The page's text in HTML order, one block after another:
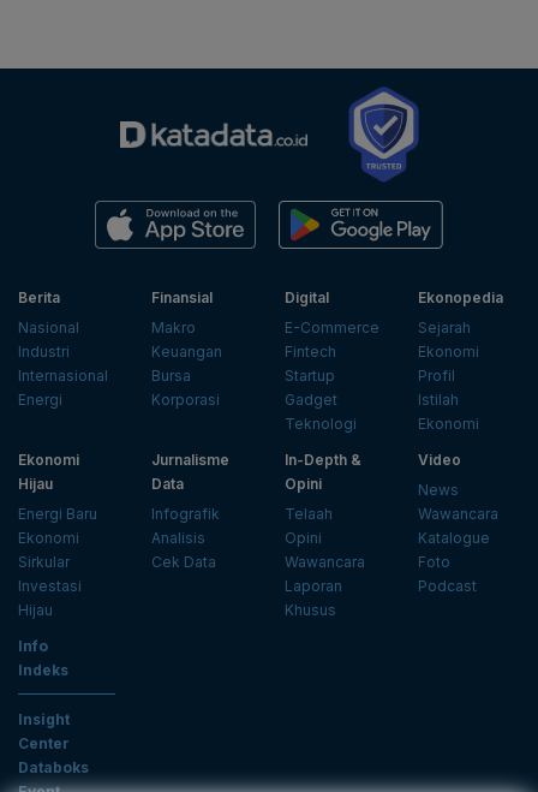
Berita
Nasional
Industri
Internasional
Energi
Finansial
Makro
Keuangan
Bursa
Korporasi
Digital
E-Commerce
Fintech
Startup
Gadget
Teknologi
Ekonopedia
Sejarah
Ekonomi
Profil
Istilah
Ekonomi
Ekonomi
Hijau
Energi Baru
Ekonomi
Sirkular
Investasi
Hijau
Jurnalisme
Data
Infografik
Analisis
Cek Data
In-Depth &
Opini
Telaah
Opini
Wawancara
Laporan
Khusus
Video
News
Wawancara
Katalogue
Foto
Podcast
Info
Indeks
Insight
Center
Databoks